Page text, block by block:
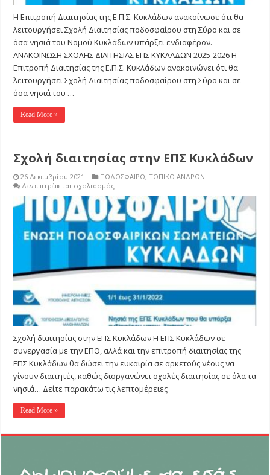
Η Επιτροπή Διαιτησίας της Ε.Π.Σ. Κυκλάδων ανακοίνωσε ότι θα
λειτουργήσει Σχολή Διαιτησίας ποδοσφαίρου στη Σύρο και σε
όσα νησιά του Νομού Κυκλάδων υπάρξει ενδιαφέρον.
ΑΝΑΚΟΙΝΩΣΗ ΣΧΟΛΗΣ ΔΙΑΙΤΗΣΙΑΣ ΕΠΣ ΚΥΚΛΑΔΩΝ 2025-2026 Η
Επιτροπή Διαιτησίας της Ε.Π.Σ. Κυκλάδων ανακοινώνει ότι θα
λειτουργήσει Σχολή Διαιτησίας ποδοσφαίρου στη Σύρο και σε
όσα νησιά του …
Read More »
Σχολή διαιτησίας στην ΕΠΣ Κυκλάδων
26 Δεκεμβρίου 2021 ΠΟΔΟΣΦΑΙΡΟ,ΤΟΠΙΚΟ ΑΝΔΡΩΝ
Δεν επιτρέπεται σχολιασμόςστο
Σχολή
διαιτησίας
στην
ΕΠΣ
Κυκλάδων
Σχολή διαιτησίας στην ΕΠΣ Κυκλάδων Η ΕΠΣ Κυκλάδων σε
συνεργασία με την ΕΠΟ, αλλά και την επιτροπή διαιτησίας της
ΕΠΣ Κυκλάδων θα δώσει την ευκαιρία σε αρκετούς νέους να
γίνουν διαιτητές, καθώς διοργανώνει σχολές διαιτησίας σε όλα τα
νησιά… Δείτε παρακάτω τις λεπτομέρειες
Read More »